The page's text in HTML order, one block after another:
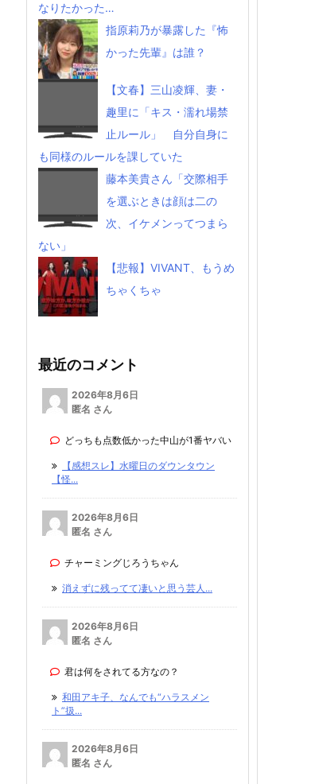
なりたかった…
指原莉乃が暴露した『怖
かった先輩』は誰？
【文春】三山凌輝、妻・
趣里に「キス・濡れ場禁
止ルール」 自分自身に
も同様のルールを課していた
藤本美貴さん「交際相手
を選ぶときは顔は二の
次、イケメンってつまら
ない」
【悲報】VIVANT、もうめ
ちゃくちゃ
最近のコメント
2026年8月6日
匿名 さん
どっちも点数低かった中山が1番ヤバい
【感想スレ】水曜日のダウンタウン
【怪...
2026年8月6日
匿名 さん
チャーミングじろうちゃん
消えずに残ってて凄いと思う芸人...
2026年8月6日
匿名 さん
君は何をされてる方なの？
和田アキ子、なんでも“ハラスメン
ト”扱...
2026年8月6日
匿名 さん